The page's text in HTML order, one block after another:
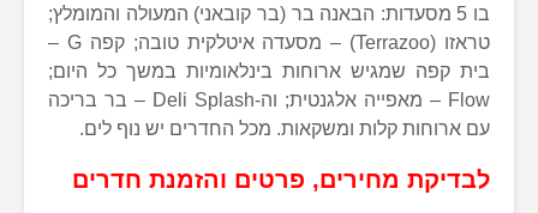
בו 5 מסעדות: הבאנה בר (בר קובאני) המעולה והמומלץ;
טראזו (Terrazoo) – מסעדה איטלקית טובה; קפה G –
בית קפה שמגיש ארוחות בינלאומיות במשך כל היום;
Flow – מאפייה אלגנטית; וה-Deli Splash – בר בריכה
עם ארוחות קלות ומשקאות. מכל החדרים יש נוף לים.
לבדיקת מחירים, פרטים והזמנת חדרים